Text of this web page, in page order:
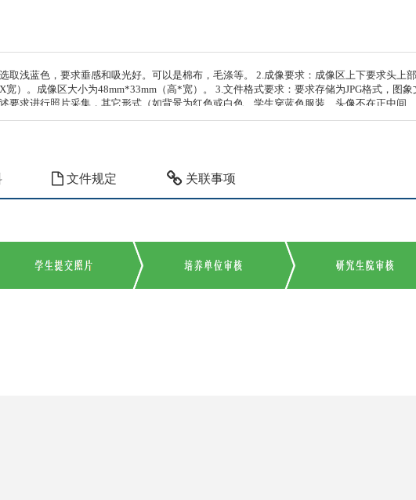
文件规定 关联事项